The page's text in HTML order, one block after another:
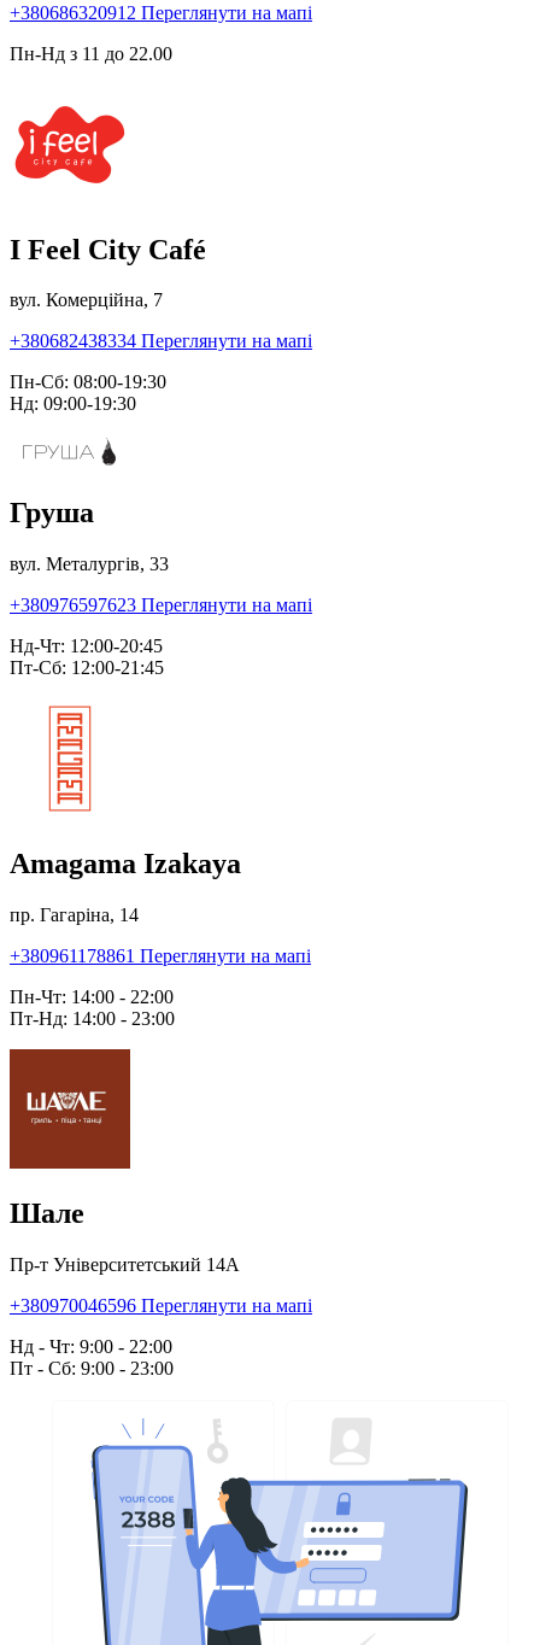
+380686320912 Переглянути на мапі
Пн-Нд з 11 до 22.00
I Feel City Café
вул. Комерційна, 7
+380682438334 Переглянути на мапі
Пн-Сб: 08:00-19:30
Нд: 09:00-19:30
Груша
вул. Металургів, 33
+380976597623 Переглянути на мапі
Нд-Чт: 12:00-20:45
Пт-Сб: 12:00-21:45
Amagama Izakaya
пр. Гагаріна, 14
+380961178861 Переглянути на мапі
Пн-Чт: 14:00 - 22:00
Пт-Нд: 14:00 - 23:00
Шале
Пр-т Університетський 14А
+380970046596 Переглянути на мапі
Нд - Чт: 9:00 - 22:00
Пт - Сб: 9:00 - 23:00